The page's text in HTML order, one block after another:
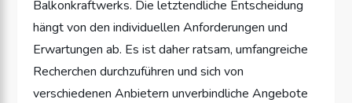
Balkonkraftwerks. Die letztendliche Entscheidung
hängt von den individuellen Anforderungen und
Erwartungen ab. Es ist daher ratsam, umfangreiche
Recherchen durchzuführen und sich von
verschiedenen Anbietern unverbindliche Angebote